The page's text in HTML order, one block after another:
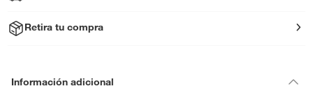
Retira tu compra
Información adicional